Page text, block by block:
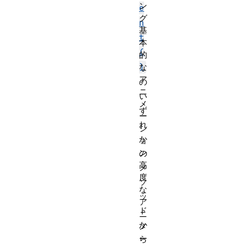
e
n
t
(
)
の
い
ず
れ
か
の
メ
ソ
ッ
ド
か
ら
ン
グ
基
本
的
な
ア
ニ
メ
ー
シ
ョ
ン
高
度
な
ア
ニ
メ
ー